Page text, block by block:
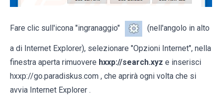
Fare clic sull'icona "ingranaggio" (nell'angolo in alto
a di Internet Explorer), selezionare "Opzioni Internet", nella
finestra aperta rimuovere hxxp://search.xyz e inserisci
hxxp://go.paradiskus.com , che aprirà ogni volta che si
avvia Internet Explorer .